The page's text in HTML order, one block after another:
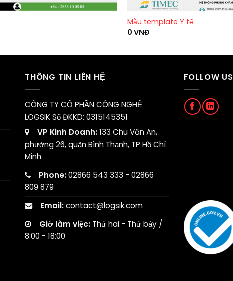
Mẫu template Y tế
0 VNĐ
THÔNG TIN LIÊN HỆ
CÔNG TY CỔ PHẦN CÔNG NGHỆ
LOGSIK Số ĐKKD: 0315145351
VP Kinh Doanh:133 Chu Văn An,
phường 26, quận Bình Thạnh, TP Hồ Chí
Minh
Phone:02866 543 333 - 02866
809 879
Email:contact@logsik.com
Giờ làm việc: Thứ hai - Thứ bảy /
8:00 - 18:00
FOLLOW US